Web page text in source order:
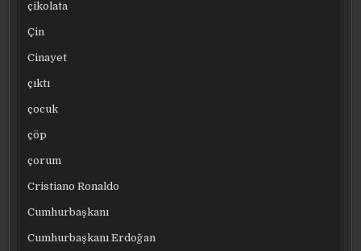
çikolata
Çin
Cinayet
çıktı
çocuk
çöp
çorum
Cristiano Ronaldo
Cumhurbaşkanı
Cumhurbaşkanı Erdoğan